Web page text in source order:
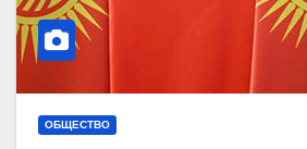
ОБЩЕСТВО